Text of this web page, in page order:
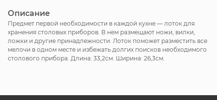
Описание
Предмет первой необходимости в каждой кухне — лоток для
хранения столовых приборов. В нем размещают ножи, вилки,
ложки и другие принадлежности. Лоток поможет разместить все
мелочи в одном месте и избежать долгих поисков необходимого
столового прибора. Длина: 33,2см. Ширина: 26,3см.